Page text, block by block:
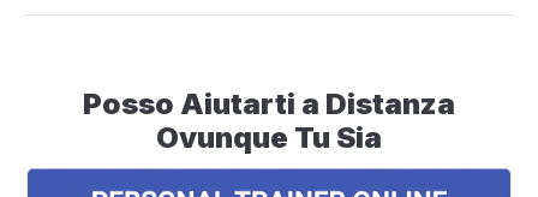
Posso Aiutarti a Distanza
Ovunque Tu Sia